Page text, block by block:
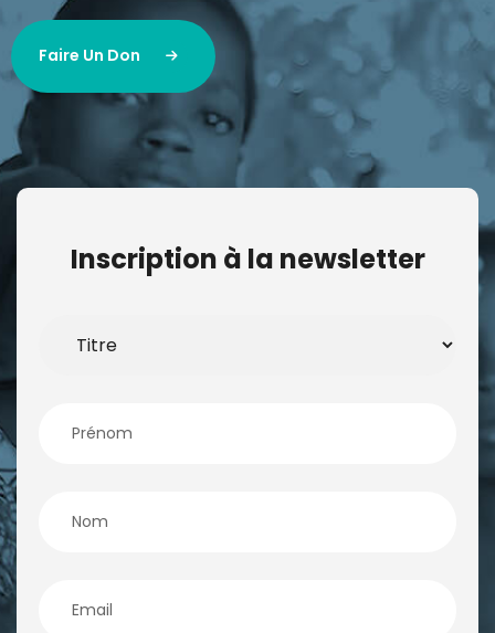
Faire Un Don
Faire Un Don
Inscription à la newsletter